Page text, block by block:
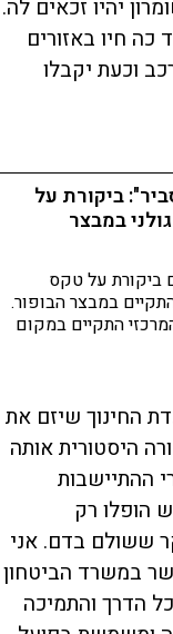
יהיו זכאים לה.
חיו באזורים
וכעת יקבלו
ביקורת על
במבצר
ביקורת על טקס
במבצר הבופור.
התקיים במקום
רק לצורך תמונה
בסיכון מיוצר
החינוך שיזם את
היסטורית אותה
ההתיישבות
הופלו רק
ששולם בדם. אני
במשרד הביטחון
הדרך והתמיכה